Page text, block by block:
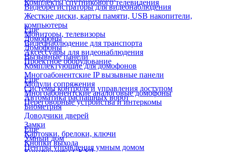
Комплекты спутникового телевидения
Видеорегистраторы для видеонаблюдения
Жесткие диски, карты памяти, USB накопители,
компьютеры
Мониторы, телевизоры
Видеонаблюдение для транспорта
Аксессуары для видеонаблюдения
Проектное оборудование
Еще
Домофоны
Домофоны
Вызывные панели
Комплектующие для домофонов
Многоабонентские IP вызывные панели
Модули сопряжения
Многоабонентские аналоговые домофоны
Переговорные устройства и интеркомы
Еще
Системы контроля и управления доступом
Автоматика распашных ворот
Биометрия
Доводчики дверей
Замки
Карточки, брелоки, ключи
Кнопки выхода
Еще
Умный дом
Центры управления умным домом